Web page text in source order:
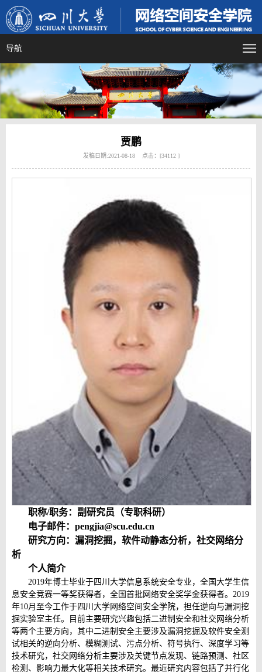
导航
贾鹏
发稿日期:2021-08-18 点击：[34112 ]
职称/职务：副研究员（专职科研）
电子邮件： pengjia@scu.edu.cn
研究方向：漏洞挖掘，软件动静态分析，社交网络分
析
个人简介
2019年博士毕业于四川大学信息系统安全专业，全国大学生信
息安全竞赛一等奖获得者，全国首批网络安全奖学金获得者。 2019
年10月至今工作于四川大学网络空间安全学院，担任逆向与漏洞挖
掘实验室主任。目前主要研究兴趣包括二进制安全和社交网络分析
等两个主要方向，其中二进制安全主要涉及漏洞挖掘及软件安全测
试相关的逆向分析、模糊测试、污点分析、符号执行、深度学习等
技术研究，社交网络分析主要涉及关键节点发现、链路预测、社区
检测、影响力最大化等相关技术研究。最近研究内容包括了并行化